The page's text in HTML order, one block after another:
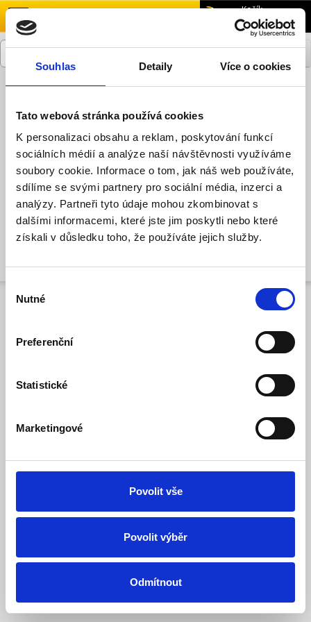
Souhlas Detaily Více o cookies
Tato webová stránka používá cookies
K personalizaci obsahu a reklam, poskytování funkcí
sociálních médií a analýze naší návštěvnosti využíváme
soubory cookie. Informace o tom, jak náš web používáte,
sdílíme se svými partnery pro sociální média, inzerci a
analýzy. Partneři tyto údaje mohou zkombinovat s
dalšími informacemi, které jste jim poskytli nebo které
získali v důsledku toho, že používáte jejich služby.
souhlasu
Nutné
Preferenční
Statistické
Marketingové
Povolit vše
Povolit výběr
Odmítnout
Košík
0,00 Kč
menu
Přihlásit se Zaregistrovat se
Měřící přístroje a nářadí
Nářadí a nástroje
Laserové vodováhy
Laserové vodováhy
Nastavení cookies